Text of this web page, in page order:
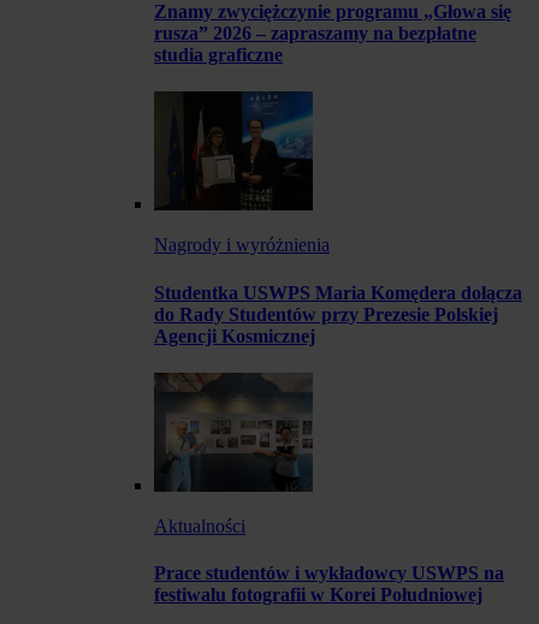
Znamy zwyciężczynie programu „Głowa się
rusza” 2026 – zapraszamy na bezpłatne
studia graficzne
Nagrody i wyróżnienia
Studentka USWPS Maria Komędera dołącza
do Rady Studentów przy Prezesie Polskiej
Agencji Kosmicznej
Aktualności
Prace studentów i wykładowcy USWPS na
festiwalu fotografii w Korei Południowej